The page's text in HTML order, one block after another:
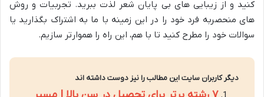
کنید و از زیبایی های بی پایان شعر لذت ببرید. تجربیات و روش
های منحصربه فرد خود را در این زمینه با ما به اشتراک بگذارید یا
سوالات خود را مطرح کنید تا با هم، این راه را هموارتر سازیم.
دیگر کاربران سایت این مطالب را نیز دوست داشته اند